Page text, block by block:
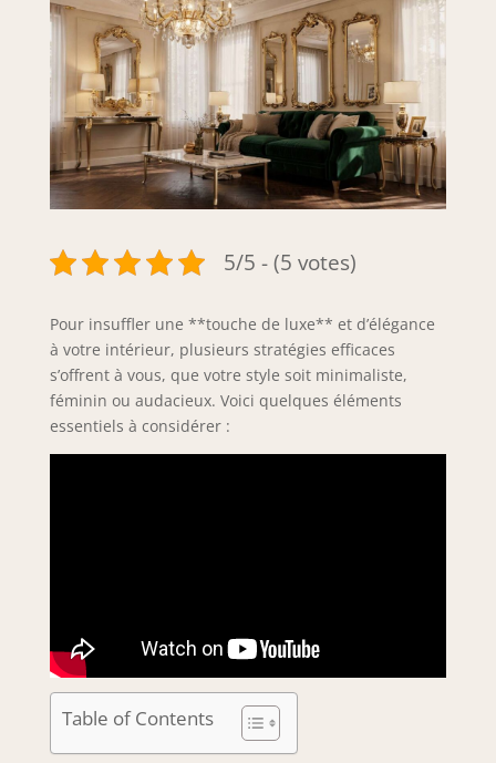
5/5 - (5 votes)
Pour insuffler une **touche de luxe** et d’élégance
à votre intérieur, plusieurs stratégies efficaces
s’offrent à vous, que votre style soit minimaliste,
féminin ou audacieux. Voici quelques éléments
essentiels à considérer :
Table of Contents